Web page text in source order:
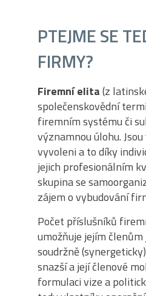
PTEJME SE
FIRMY?
Firemní elita(z
společenskovědní
firemním systému či
významnou úlohu.
vyvoleni a to díky
jejich profesionálním
skupina se
zájem o vybudování
Počet příslušníků
umožňuje jejím
soudržně
snazší a její členové
formulaci vize a